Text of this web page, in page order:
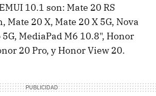
10.1 son: Mate 20 RS
Mate 20 X, Mate 20 X 5G, Nova
MediaPad M6 10.8", Honor
20 Pro, y Honor View 20.